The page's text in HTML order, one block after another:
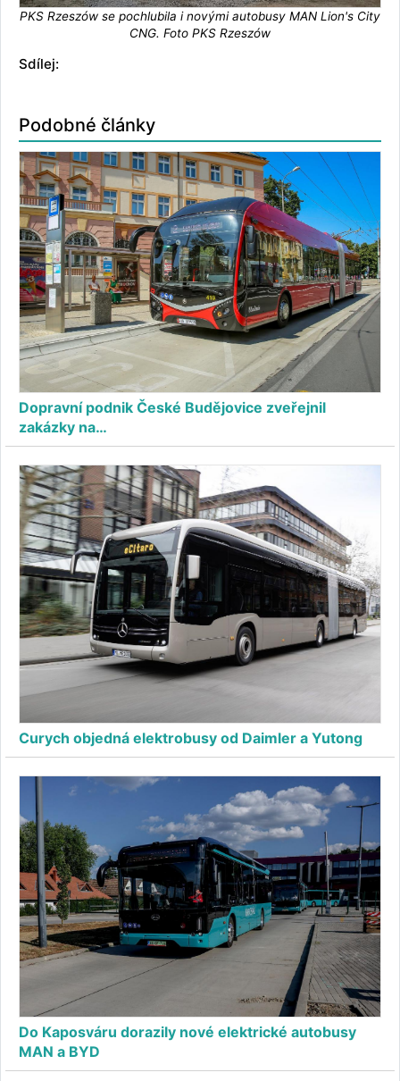
PKS Rzeszów se pochlubila i novými autobusy MAN Lion's City
CNG. Foto PKS Rzeszów
Sdílej:
Podobné články
Dopravní podnik České Budějovice zveřejnil
zakázky na…
Curych objedná elektrobusy od Daimler a Yutong
Do Kaposváru dorazily nové elektrické autobusy
MAN a BYD